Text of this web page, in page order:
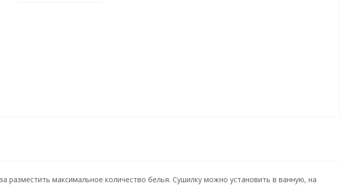
разместить максимальное количество белья. Сушилку можно установить в ванную, на